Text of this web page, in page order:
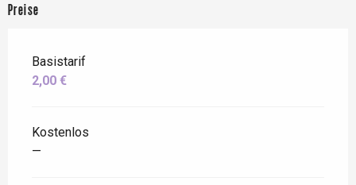
Preise
Basistarif
2,00 €
Kostenlos
—